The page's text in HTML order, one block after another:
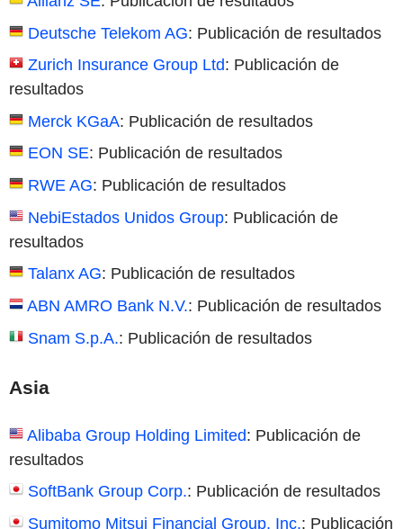
Deutsche Telekom AG: Publicación de resultados
Zurich Insurance Group Ltd: Publicación de
resultados
Merck KGaA: Publicación de resultados
EON SE: Publicación de resultados
RWE AG: Publicación de resultados
NebiEstados Unidos Group: Publicación de
resultados
Talanx AG: Publicación de resultados
ABN AMRO Bank N.V.: Publicación de resultados
Snam S.p.A.: Publicación de resultados
Asia
Alibaba Group Holding Limited: Publicación de
resultados
SoftBank Group Corp.: Publicación de resultados
Sumitomo Mitsui Financial Group, Inc.: Publicación